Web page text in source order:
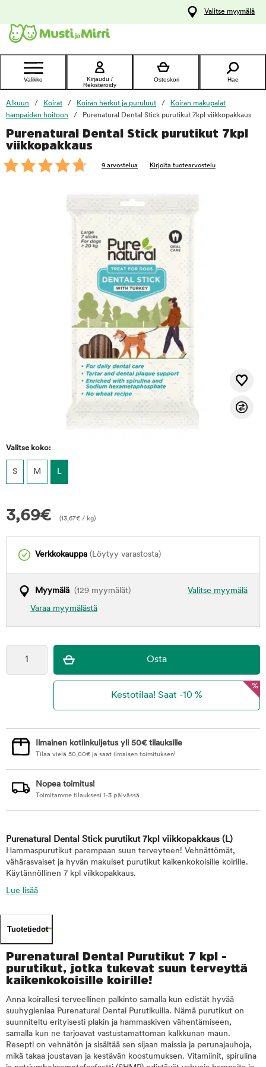
Ota yhteyttä
asiakaspalveluun
Valitse myymälä
Valikko
Kirjaudu /
Rekisteröidy
Ostoskori Hae
Alkuun Koirat Koiran herkut ja puruluut
Koiran makupalat
hampaiden hoitoon
Purenatural Dental Stick purutikut 7kpl viikkopakkaus
Purenatural Dental Stick purutikut 7kpl
viikkopakkaus
9 arvostelua Kirjoita tuotearvostelu
Valitse koko:
S M L
3,69€ (13,67€ / kg)
Verkkokauppa (Löytyy varastosta)
Valitse myymälä
Myymälä (129 myymälät)
Varaa myymälästä
foo
%
Ilmainen kotiinkuljetus yli 50€ tilauksille
Tilaa vielä 50,00€ ja saat ilmaisen toimituksen!
Nopea toimitus!
Toimitamme tilauksesi 1-3 päivässä.
Purenatural Dental Stick purutikut 7kpl viikkopakkaus (L)
Hammaspurutikut parempaan suun terveyteen! Vehnättömät,
vähärasvaiset ja hyvän makuiset purutikut kaikenkokoisille koirille.
Käytännöllinen 7 kpl viikkopakkaus.
Lue lisää
Tuotetiedot
Purenatural Dental Purutikut 7 kpl -
purutikut, jotka tukevat suun terveyttä
kaikenkokoisille koirille!
Anna koirallesi terveellinen palkinto samalla kun edistät hyvää
suuhygieniaa Purenatural Dental Purutikuilla. Nämä purutikut on
suunniteltu erityisesti plakin ja hammaskiven vähentämiseen,
samalla kun ne tarjoavat vastustamattoman kalkkunan maun.
Resepti on vehnätön ja sisältää sen sijaan maissia ja perunajauhoja,
mikä takaa joustavan ja kestävän koostumuksen. Vitamiinit, spirulina